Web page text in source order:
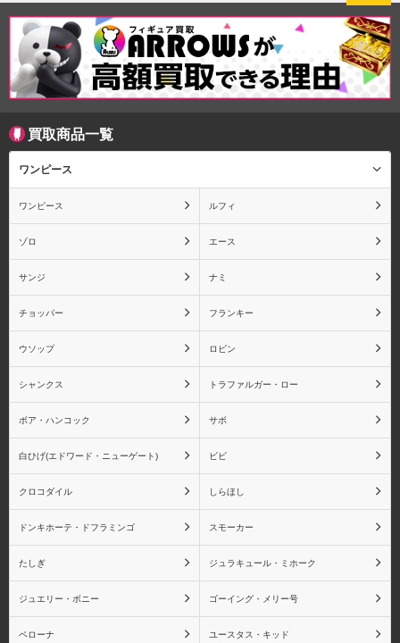
フランキー ウソップ
ロビン
トラファルガー・ロー
白ひげ(エドワード・ニュ
ーゲート)
ビビ
ドンキホーテ・ドフラミ
買取商品一覧
ワンピース
ワンピース ルフィ
ゾロ エース
サンジ ナミ
チョッパー フランキー
ウソップ ロビン
シャンクス トラファルガー・ロー
ボア・ハンコック サボ
白ひげ(エドワード・ニューゲート) ビビ
クロコダイル しらほし
ドンキホーテ・ドフラミンゴ スモーカー
たしぎ ジュラキュール・ミホーク
ジュエリー・ボニー ゴーイング・メリー号
ペローナ ユースタス・キッド